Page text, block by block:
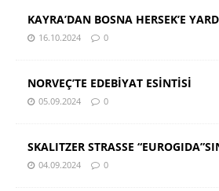
KAYRA’DAN BOSNA HERSEK’E
16.10.2024 0
NORVEÇ’TE EDEBİYAT ESİNTİSİ
05.09.2024 0
SKALITZER STRASSE
04.09.2024 0